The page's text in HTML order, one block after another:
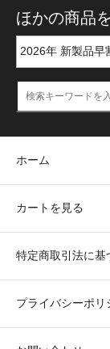
ほかの商品
ホーム
カートを見る
特定商取引法に基
プライバシーポリ